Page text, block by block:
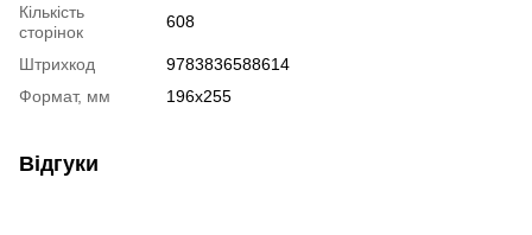
Кількість
сторінок
608
Штрихкод
9783836588614
Формат, мм
196x255
Відгуки